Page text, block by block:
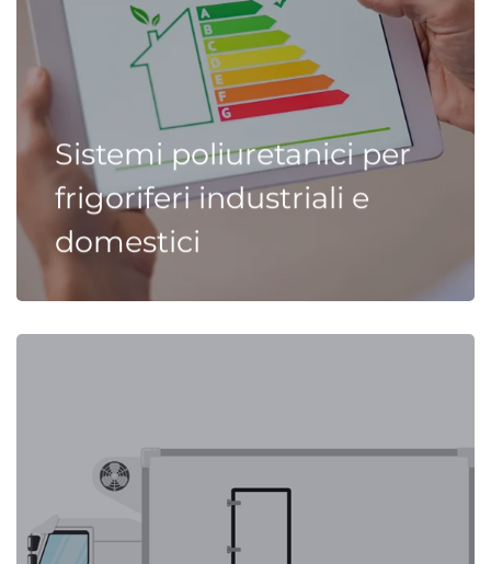
Sistemi poliuretanici per
frigoriferi industriali e
domestici